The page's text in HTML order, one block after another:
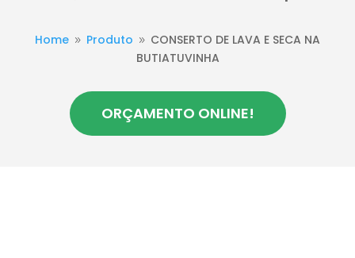
Home 9 Produto 9 CONSERTO DE LAVA E SECA NA
BUTIATUVINHA
ORÇAMENTO ONLINE!